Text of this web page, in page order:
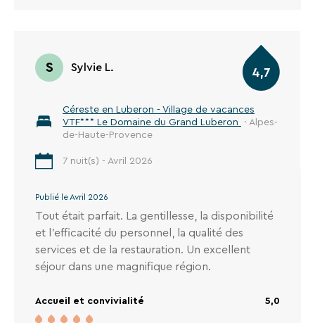
S Sylvie L.
Céreste en Luberon - Village de vacances
VTF*** Le Domaine du Grand Luberon · Alpes-
de-Haute-Provence
7 nuit(s) - Avril 2026
Publié le Avril 2026
Tout était parfait. La gentillesse, la disponibilité
et l'efficacité du personnel, la qualité des
services et de la restauration. Un excellent
séjour dans une magnifique région.
4,7
Accueil et convivialité 5,0